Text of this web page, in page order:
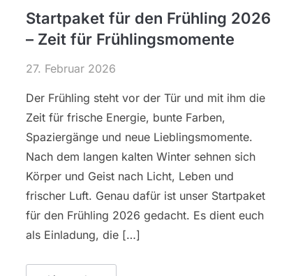
Startpaket für den Frühling 2026
– Zeit für Frühlingsmomente
27. Februar 2026
Der Frühling steht vor der Tür und mit ihm die
Zeit für frische Energie, bunte Farben,
Spaziergänge und neue Lieblingsmomente.
Nach dem langen kalten Winter sehnen sich
Körper und Geist nach Licht, Leben und
frischer Luft. Genau dafür ist unser Startpaket
für den Frühling 2026 gedacht. Es dient euch
als Einladung, die […]